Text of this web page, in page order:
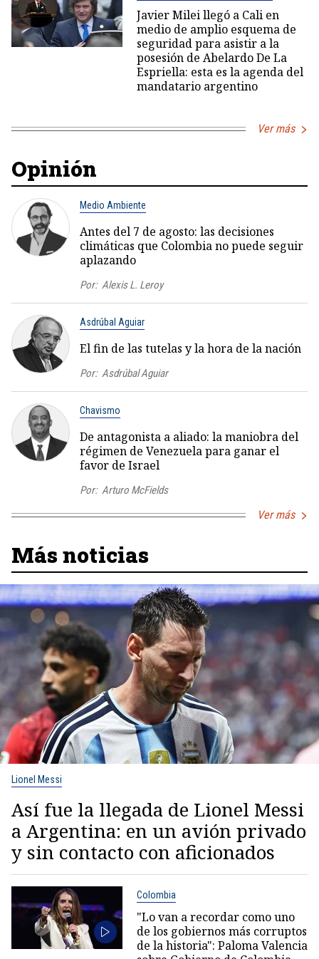
Javier Milei llegó a Cali en
medio de amplio esquema de
seguridad para asistir a la
posesión de Abelardo De La
Espriella: esta es la agenda del
mandatario argentino
Ver más
Opinión
Medio Ambiente
Antes del 7 de agosto: las decisiones
climáticas que Colombia no puede seguir
aplazando
Por: Alexis L. Leroy
Asdrúbal Aguiar
El fin de las tutelas y la hora de la nación
Por: Asdrúbal Aguiar
Chavismo
De antagonista a aliado: la maniobra del
régimen de Venezuela para ganar el
favor de Israel
Por: Arturo McFields
Ver más
Más noticias
Lionel Messi
Así fue la llegada de Lionel Messi
a Argentina: en un avión privado
y sin contacto con aficionados
Colombia
"Lo van a recordar como uno
de los gobiernos más corruptos
de la historia": Paloma Valencia